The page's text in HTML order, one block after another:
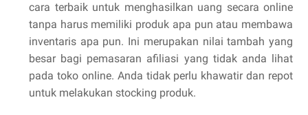
cara terbaik untuk menghasilkan uang secara online
tanpa harus memiliki produk apa pun atau membawa
inventaris apa pun. Ini merupakan nilai tambah yang
besar bagi pemasaran afiliasi yang tidak anda lihat
pada toko online. Anda tidak perlu khawatir dan repot
untuk melakukan stocking produk.